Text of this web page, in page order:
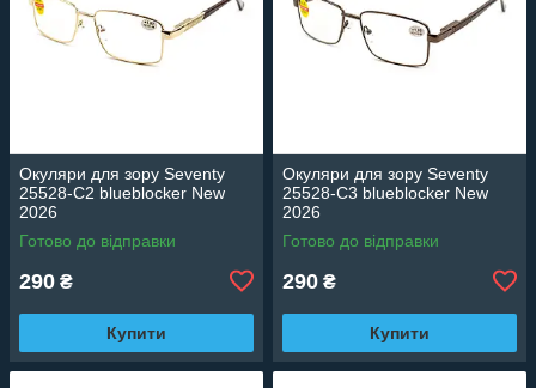
Окуляри для зору Seventy
25528-C2 blueblocker New
2026
Готово до відправки
290 ₴
Купити
Окуляри для зору Seventy
25528-C3 blueblocker New
2026
Готово до відправки
290 ₴
Купити